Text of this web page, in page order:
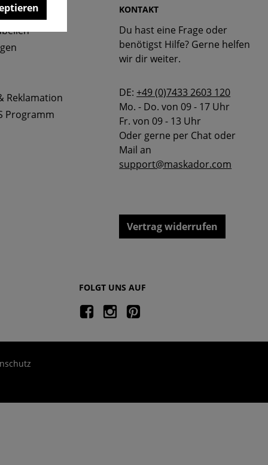
FAQ
Reklamation
Programm
KONTAKT
Du hast eine Frage oder
benötigst Hilfe? Gerne helfen
wir dir weiter.
DE:+49 (0)7433 2603 120
Mo. - Do. von 09 - 17 Uhr
Fr. von 09 - 13 Uhr
Oder gerne per Chat oder
Mail an
support@maskador.com
Vertrag widerrufen
FOLGT UNS AUF